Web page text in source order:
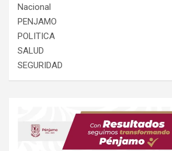
Nacional
PENJAMO
POLITICA
SALUD
SEGURIDAD